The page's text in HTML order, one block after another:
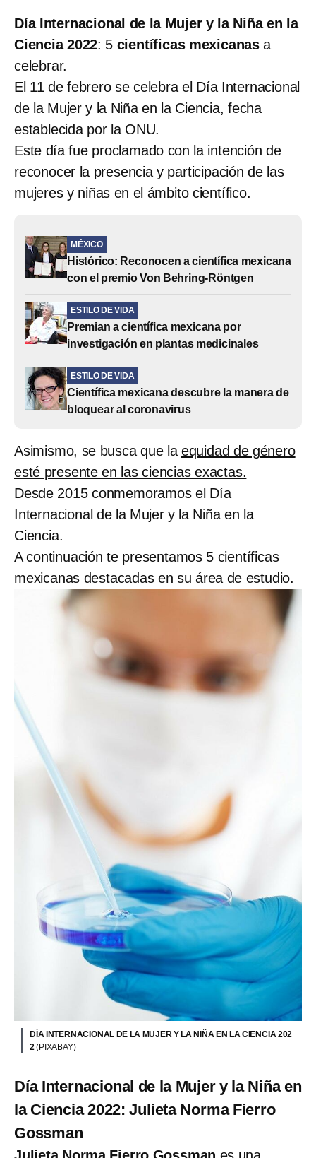
Día Internacional de la Mujer y la Niña en la
Ciencia 2022: 5 científicas mexicanas a
celebrar.
El 11 de febrero se celebra el Día Internacional
de la Mujer y la Niña en la Ciencia, fecha
establecida por la ONU.
Este día fue proclamado con la intención de
reconocer la presencia y participación de las
mujeres y niñas en el ámbito científico.
MÉXICO
Histórico: Reconocen a científica mexicana
con el premio Von Behring-Röntgen
ESTILO DE VIDA
Premian a científica mexicana por
investigación en plantas medicinales
ESTILO DE VIDA
Científica mexicana descubre la manera de
bloquear al coronavirus
Asimismo, se busca que la equidad de género
esté presente en las ciencias exactas.
Desde 2015 conmemoramos el Día
Internacional de la Mujer y la Niña en la
Ciencia.
A continuación te presentamos 5 científicas
mexicanas destacadas en su área de estudio.
DÍA INTERNACIONAL DE LA MUJER Y LA NIÑA EN LA CIENCIA 202
2(PIXABAY)
Día Internacional de la Mujer y la Niña en
la Ciencia 2022: Julieta Norma Fierro
Gossman